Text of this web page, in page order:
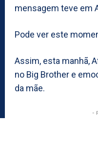
mensagem teve em
Pode ver este
Assim, esta manhã,
no Big Brother e
da mãe.
-